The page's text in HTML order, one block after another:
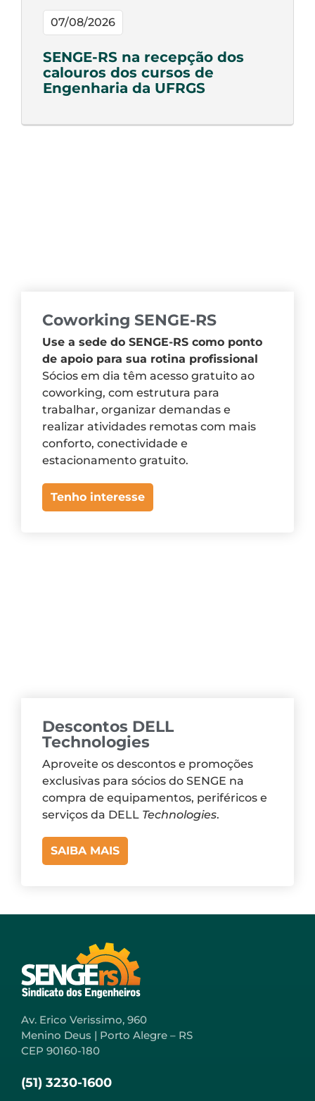
07/08/2026
SENGE-RS na recepção dos
calouros dos cursos de
Engenharia da UFRGS
Coworking SENGE-RS
Use a sede do SENGE-RS como ponto
de apoio para sua rotina profissional
Sócios em dia têm acesso gratuito ao
coworking, com estrutura para
trabalhar, organizar demandas e
realizar atividades remotas com mais
conforto, conectividade e
estacionamento gratuito.
Tenho interesse
Descontos DELL
Technologies
Aproveite os descontos e promoções
exclusivas para sócios do SENGE na
compra de equipamentos, periféricos e
serviços da DELL Technologies.
SAIBA MAIS
Av. Erico Verissimo, 960
Menino Deus | Porto Alegre – RS
CEP 90160-180
(51) 3230-1600